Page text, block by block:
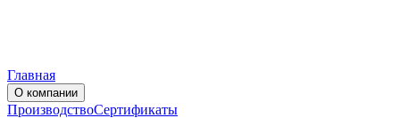
Главная
О компании
ПроизводствоСертификаты